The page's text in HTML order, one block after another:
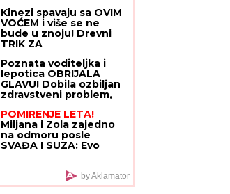
pa otkrila u kakvom je
trenutno stanju - ovih
dana prodaje i kuću
Kinezi spavaju sa OVIM
VOĆEM i više se ne
bude u znoju! Drevni
TRIK ZA
oduševio je ceo svet
Poznata voditeljka i
lepotica OBRIJALA
GLAVU! Dobila ozbiljan
zdravstveni problem,
ćelava: "Ja sam živi
dokaz da možemo da
prevaziđemo svaku
traumu"
POMIRENJE LETA!
Miljana i Zola zajedno
na odmoru posle
SVAĐA I SUZA: Evo
by Aklamator